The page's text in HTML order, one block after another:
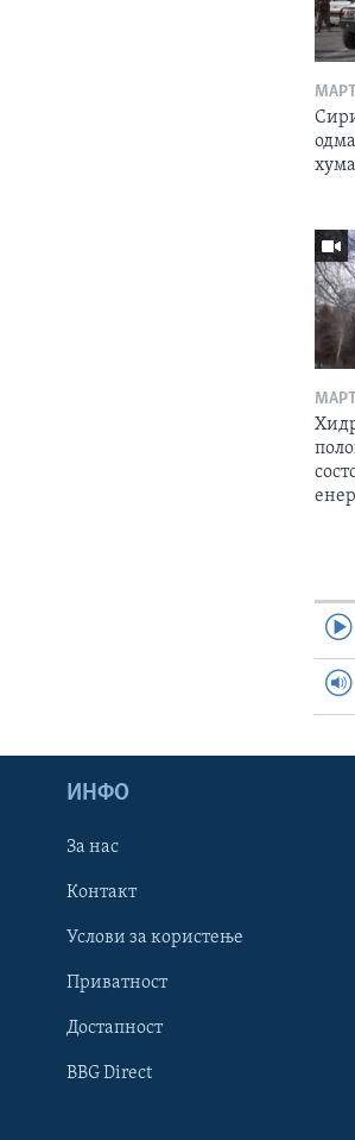
Learning English
НАКУСО...
МАРТ
МАРТ
ИНФО
За нас
Контакт
Услови за користење
Приватност
Достапност
BBG Direct